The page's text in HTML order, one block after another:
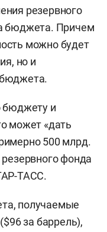
резервного
бюджета. Причем
можно будет
но и
бюджету и
может «дать
500 млрд.
фонда
ТАСС.
получаемые
за баррель),